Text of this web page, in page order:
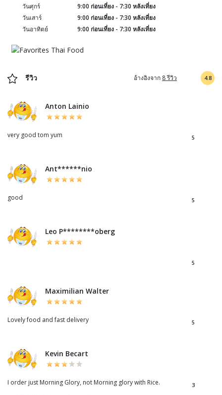
วันศุกร์
9:00 ก่อนเที่ยง - 7:30 หลังเที่ยง
วันเสาร์
9:00 ก่อนเที่ยง - 7:30 หลังเที่ยง
วันอาทิตย์
9:00 ก่อนเที่ยง - 7:30 หลังเที่ยง
รีวิว อ้างอิงจาก 8 รีวิว 4.8
Anton Lainio
very good tom yum 5
Ant******nio
good 5
Leo P********oberg
5
Maximilian Walter
Lovely food and fast delivery 5
Kevin Becart
I order just Morning Glory, not Morning glory with Rice. 3